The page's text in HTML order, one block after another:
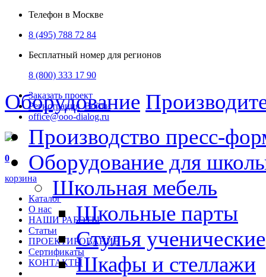
Телефон в Москве
8 (495) 788 72 84
Бесплатный номер для регионов
8 (800) 333 17 90
Заказать проект
Регистрация Войти
office@ooo-dialog.ru
0
корзина
Каталог
О нас
НАШИ РАБОТЫ
Статьи
ПРОЕКТИРОВАНИЕ
Сертификаты
КОНТАКТЫ
Оборудование
Производство пресс-
Оборудование для
Школьная мебель
Школьные парты
Стулья ученические
Шкафы и стеллажи